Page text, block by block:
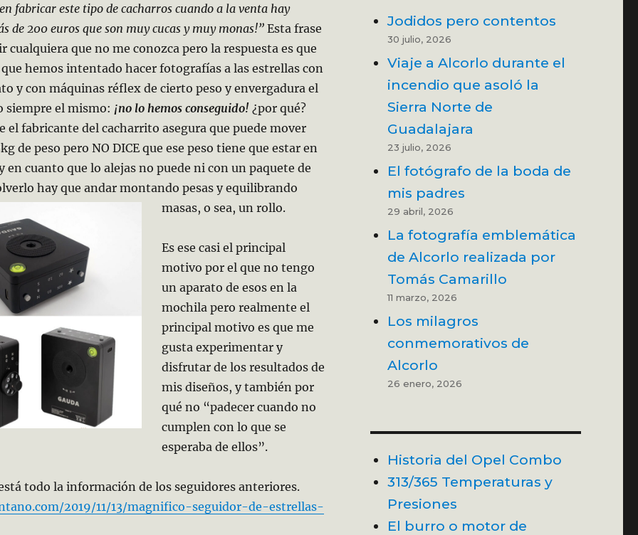
fabricar este tipo de cacharros cuando a la venta hay
de 200 euros que son muy cucas y muy monas!”Esta frase
cualquiera que no me conozca pero la respuesta es que
que hemos intentado hacer fotografías a las estrellas con
y con máquinas réflex de cierto peso y envergadura el
siempre el mismo: ¡no lo hemos conseguido!¿por qué?
el fabricante del cacharrito asegura que puede mover
de peso pero NO DICE que ese peso tiene que estar en
en cuanto que lo alejas no puede ni con un paquete de
hay que andar montando pesas y equilibrando
masas, o sea, un rollo.
Es ese casi el principal
motivo por el que no tengo
un aparato de esos en la
mochila pero realmente el
principal motivo es que me
gusta experimentar y
disfrutar de los resultados de
mis diseños, y también por
qué no “padecer cuando no
cumplen con lo que se
esperaba de ellos”.
todo la información de los seguidores anteriores.
2019/11/13/magnifico-seguidor-de-estrellas-
Jodidos pero contentos
30 julio, 2026
Viaje a Alcorlo durante el
incendio que asoló la
Sierra Norte de
Guadalajara
23 julio, 2026
El fotógrafo de la boda de
mis padres
29 abril, 2026
La fotografía emblemática
de Alcorlo realizada por
Tomás Camarillo
11 marzo, 2026
Los milagros
conmemorativos de
Alcorlo
26 enero, 2026
Historia del Opel Combo
313/365 Temperaturas y
Presiones
El burro o motor de